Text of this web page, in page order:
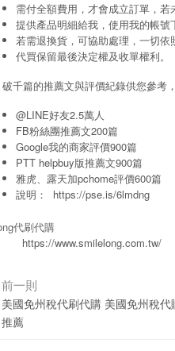
需付全額費用，才會成立訂單，若
提供產品明細給我，使用我的帳
若需退換貨，可協助處理，一切
代買保留最後決定權及收單權利。
破千篇的推薦文與評價紀錄供您參考
@LINE好友2.5萬人
FB粉絲團推薦文200篇
Google我的商家評價900篇
PTT helpbuy版推薦文900篇
雅虎、露天加pchome評價600篇
說明： https://pse.is/6lmdng
代刷代購
https://www.smilelong.com.tw/
前一則
美國免州稅代刷代購 美國免州稅代
推薦